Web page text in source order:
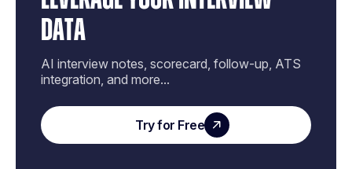
DATA
AI interview notes, scorecard, follow-up, ATS
integration, and more...
Try for Free